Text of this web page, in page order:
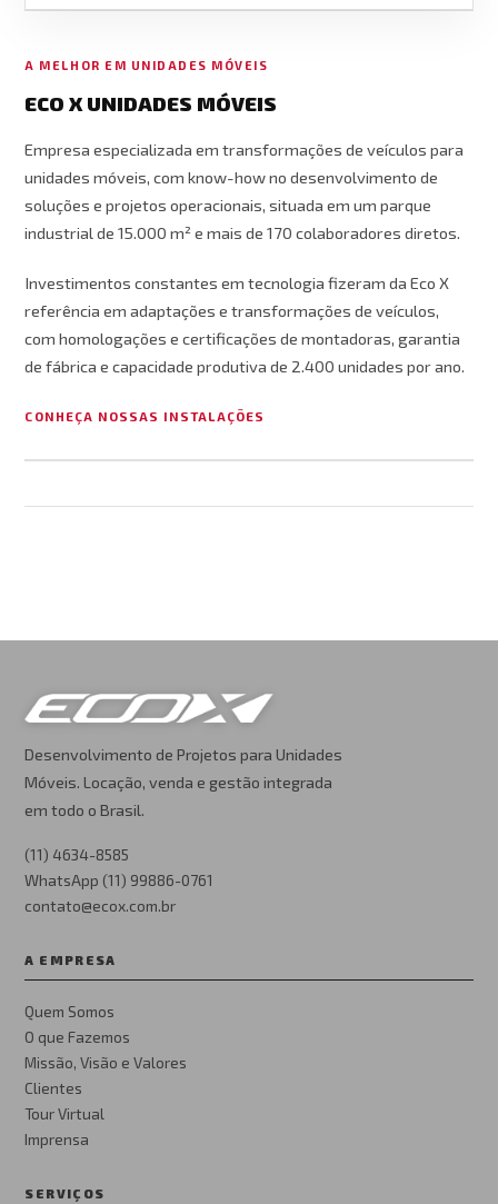
A MELHOR EM UNIDADES MÓVEIS
ECO X UNIDADES MÓVEIS
Empresa especializada em transformações de veículos para
unidades móveis, com know-how no desenvolvimento de
soluções e projetos operacionais, situada em um parque
industrial de 15.000 m² e mais de 170 colaboradores diretos.
Investimentos constantes em tecnologia fizeram da Eco X
referência em adaptações e transformações de veículos,
com homologações e certificações de montadoras, garantia
de fábrica e capacidade produtiva de 2.400 unidades por ano.
CONHEÇA NOSSAS INSTALAÇÕES
Desenvolvimento de Projetos para Unidades
Móveis. Locação, venda e gestão integrada
em todo o Brasil.
(11) 4634-8585
WhatsApp (11) 99886-0761
contato@ecox.com.br
A EMPRESA
Quem Somos
O que Fazemos
Missão, Visão e Valores
Clientes
Tour Virtual
Imprensa
SERVIÇOS